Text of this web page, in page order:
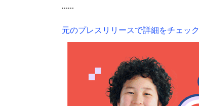
……
元のプレスリリースで詳細をチェック